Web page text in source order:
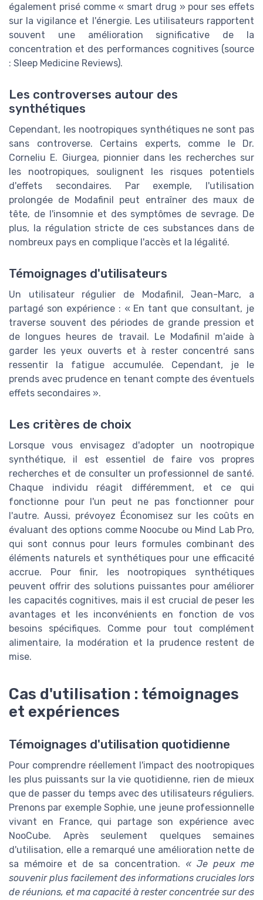
également prisé comme « smart drug » pour ses effets
sur la vigilance et l'énergie. Les utilisateurs rapportent
souvent une amélioration significative de la
concentration et des performances cognitives (source
: Sleep Medicine Reviews).
Les controverses autour des
synthétiques
Cependant, les nootropiques synthétiques ne sont pas
sans controverse. Certains experts, comme le Dr.
Corneliu E. Giurgea, pionnier dans les recherches sur
les nootropiques, soulignent les risques potentiels
d'effets secondaires. Par exemple, l'utilisation
prolongée de Modafinil peut entraîner des maux de
tête, de l'insomnie et des symptômes de sevrage. De
plus, la régulation stricte de ces substances dans de
nombreux pays en complique l'accès et la légalité.
Témoignages d'utilisateurs
Un utilisateur régulier de Modafinil, Jean-Marc, a
partagé son expérience : « En tant que consultant, je
traverse souvent des périodes de grande pression et
de longues heures de travail. Le Modafinil m'aide à
garder les yeux ouverts et à rester concentré sans
ressentir la fatigue accumulée. Cependant, je le
prends avec prudence en tenant compte des éventuels
effets secondaires ».
Les critères de choix
Lorsque vous envisagez d'adopter un nootropique
synthétique, il est essentiel de faire vos propres
recherches et de consulter un professionnel de santé.
Chaque individu réagit différemment, et ce qui
fonctionne pour l'un peut ne pas fonctionner pour
l'autre. Aussi, prévoyez Économisez sur les coûts en
évaluant des options comme Noocube ou Mind Lab Pro,
qui sont connus pour leurs formules combinant des
éléments naturels et synthétiques pour une efficacité
accrue. Pour finir, les nootropiques synthétiques
peuvent offrir des solutions puissantes pour améliorer
les capacités cognitives, mais il est crucial de peser les
avantages et les inconvénients en fonction de vos
besoins spécifiques. Comme pour tout complément
alimentaire, la modération et la prudence restent de
mise.
Cas d'utilisation : témoignages
et expériences
Témoignages d'utilisation quotidienne
Pour comprendre réellement l'impact des nootropiques
les plus puissants sur la vie quotidienne, rien de mieux
que de passer du temps avec des utilisateurs réguliers.
Prenons par exemple Sophie, une jeune professionnelle
vivant en France, qui partage son expérience avec
NooCube. Après seulement quelques semaines
d'utilisation, elle a remarqué une amélioration nette de
sa mémoire et de sa concentration. « Je peux me
souvenir plus facilement des informations cruciales lors
de réunions, et ma capacité à rester concentrée sur des